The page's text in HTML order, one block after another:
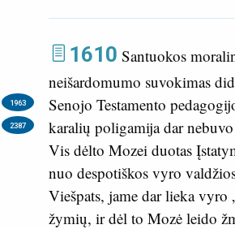
1610 Santuokos
neišardomumo suvokimas
Senojo Testamento
1963
2387
karalių poligamija dar
Vis dėlto Mozei duotas
nuo despotiškos vyro
Viešpats, jame dar lieka vyro
žymių, ir dėl to Mozė leido